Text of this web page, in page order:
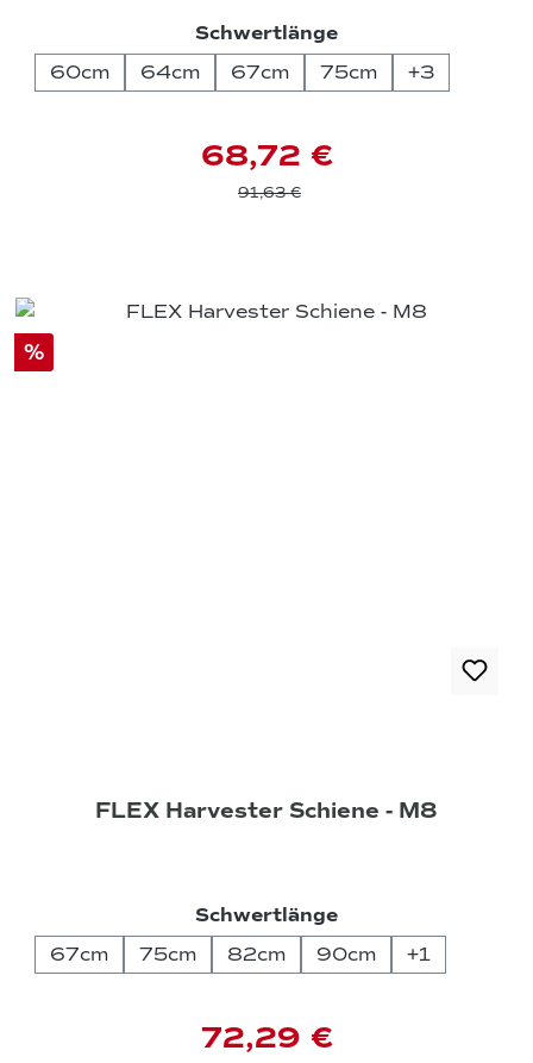
Schwertlängeauswählen
60cm
64cm 67cm 75cm +3
68,72 €
91,63 €
%
FLEX Harvester Schiene - M8
Schwertlängeauswählen
67cm
75cm 82cm 90cm +1
72,29 €